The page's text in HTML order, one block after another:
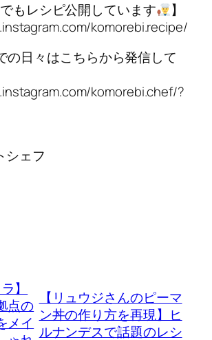
でもレシピ公開しています
】
komorebi.recipe/
の日々はこちらから発信して
komorebi.chef/?
シェフ
】
点の
メイ
【リュウジさんのピーマ
ン丼の作り方を再現】ヒ
ルナンデスで話題のレシ